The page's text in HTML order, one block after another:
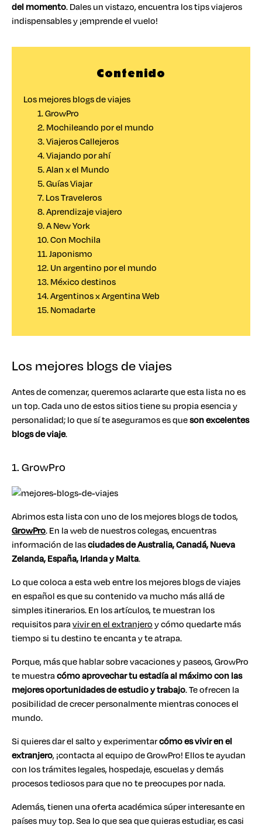
del momento. Dales un vistazo, encuentra los tips viajeros
indispensables y ¡emprende el vuelo!
Contenido
Los mejores blogs de viajes
1. GrowPro
2. Mochileando por el mundo
3. Viajeros Callejeros
4. Viajando por ahí
5. Alan x el Mundo
5. Guías Viajar
7. Los Traveleros
8. Aprendizaje viajero
9. A New York
10. Con Mochila
11. Japonismo
12. Un argentino por el mundo
13. México destinos
14. Argentinos x Argentina Web
15. Nomadarte
Los mejores blogs de viajes
Antes de comenzar, queremos aclararte que esta lista no es
un top. Cada uno de estos sitios tiene su propia esencia y
personalidad; lo que sí te aseguramos es queson excelentes
blogs de viaje.
1. GrowPro
Abrimos esta lista con uno de los mejores blogs de todos,
GrowPro. En la web de nuestros colegas, encuentras
información de lasciudades de Australia, Canadá, Nueva
Zelanda, España, Irlanda y Malta.
Lo que coloca a esta web entre los mejores blogs de viajes
en español es que su contenido va mucho más allá de
simples itinerarios. En los artículos, te muestran los
requisitos paravivir en el extranjeroy cómo quedarte más
tiempo si tu destino te encanta y te atrapa.
Porque, más que hablar sobre vacaciones y paseos, GrowPro
te muestracómo aprovechar tu estadía al máximo con las
mejores oportunidades de estudio y trabajo. Te ofrecen la
posibilidad de crecer personalmente mientras conoces el
mundo.
Si quieres dar el salto y experimentarcómo es vivir en el
extranjero, ¡contacta al equipo de GrowPro! Ellos te ayudan
con los trámites legales, hospedaje, escuelas y demás
procesos tediosos para que no te preocupes por nada.
Además, tienen una oferta académica súper interesante en
países muy top. Sea lo que sea que quieras estudiar, es casi